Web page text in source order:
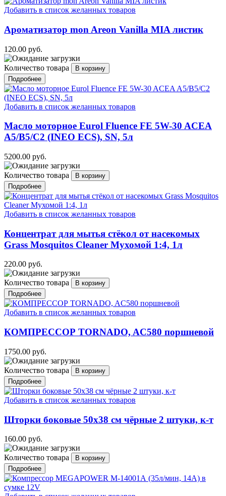
Добавить в список желанных товаров
Ароматизатор mon Areon Vanilla MIA листик
120.00 руб.
Количество товара
Подробнее
Добавить в список желанных товаров
Масло моторное Eurol Fluence FE 5W-30 ACEA
A5/B5/C2 (INEO ECS), SN, 5л
5200.00 руб.
Количество товара
Подробнее
Добавить в список желанных товаров
Концентрат для мытья стёкол от насекомых
Grass Mosquitos Cleaner Мухомой 1:4, 1л
220.00 руб.
Количество товара
Подробнее
Добавить в список желанных товаров
КОМПРЕССОР TORNADO, AC580 поршневой
1750.00 руб.
Количество товара
Подробнее
Добавить в список желанных товаров
Шторки боковые 50х38 см чёрные 2 штуки, к-т
160.00 руб.
Количество товара
Подробнее